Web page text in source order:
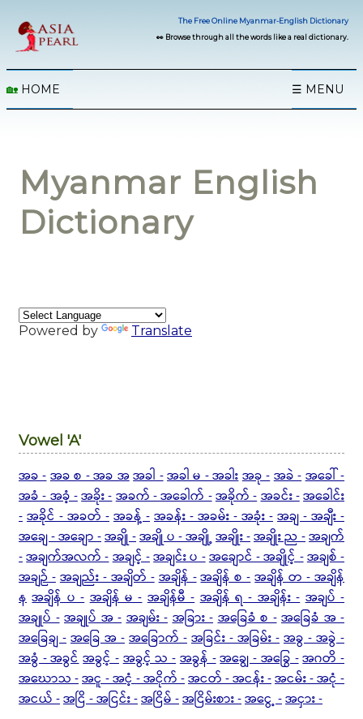
The Free Online Myanmar-English Dictionary
👀 Browse through all the words like a real dictionary.
🏡 HOME ☰ MENU
Myanmar English
Dictionary
Powered by Translate
Vowel 'A'
အခ -အခ စ - အခ အအခါ -အခါ မ - အခါးအခု -အခဲ -အခေါ် -
အခံ - အခံ့ -အခိုး -အခက် - အခေါက် -အခိုက် -အခင်း -အခေါင်း
- အခိုင် - အခတ် - အခန့် - အခန်း - အခမ်း - အခုံး - အချ - အချီး -
အချေ - အချော -အချို -အချို ပ - အချို့ အချိုး -အချိုး ည -အချက်
-အချက်အလက် -အချင့် -အချင်း ပ -အချောင် - အချိုင့် -အချစ် -
အချဉ် -အချည်း - အချိတ် -အချိန် -အချိန် စ -အချိန် တ - အချိန်
န အချိန် ပ - အချိန် မ - အချိန်မီ - အချိန် ရ - အချိန်း - အချပ် -
အချုပ် - အချုပ် အ - အချမ်း - အခြား - အခြေခံ စ - အခြေခံ အ -
အခြေချ - အခြေ အ - အခြောက် - အခြင်း - အခြမ်း - အခွ - အခွဲ -
အခွံ - အခွင်အခွင့် -အခွင့် သ -အခွန် -အချွေ - အခြွေ -အဂတိ -
အဃောသ -အငူ - အငံ့ - အငိုက် -အငတ် - အငန်း -အငမ်း - အငုံ -
အငယ် -အငြိ - အငြင်း -အငြိမ် -အငြိမ်းစား -အငွေ့ -အငှား -